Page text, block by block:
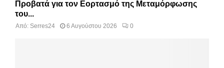
Προβατά για τον Εορτασμό της Μεταμόρφωσης
του...
Από: Serres24 6 Αυγούστου 2026 0